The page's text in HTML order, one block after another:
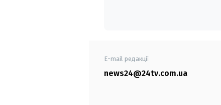
E-mail редакції
news24@24tv.com.ua